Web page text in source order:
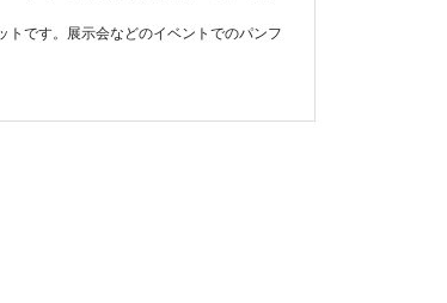
トです。展示会などのイベントでのパンフ